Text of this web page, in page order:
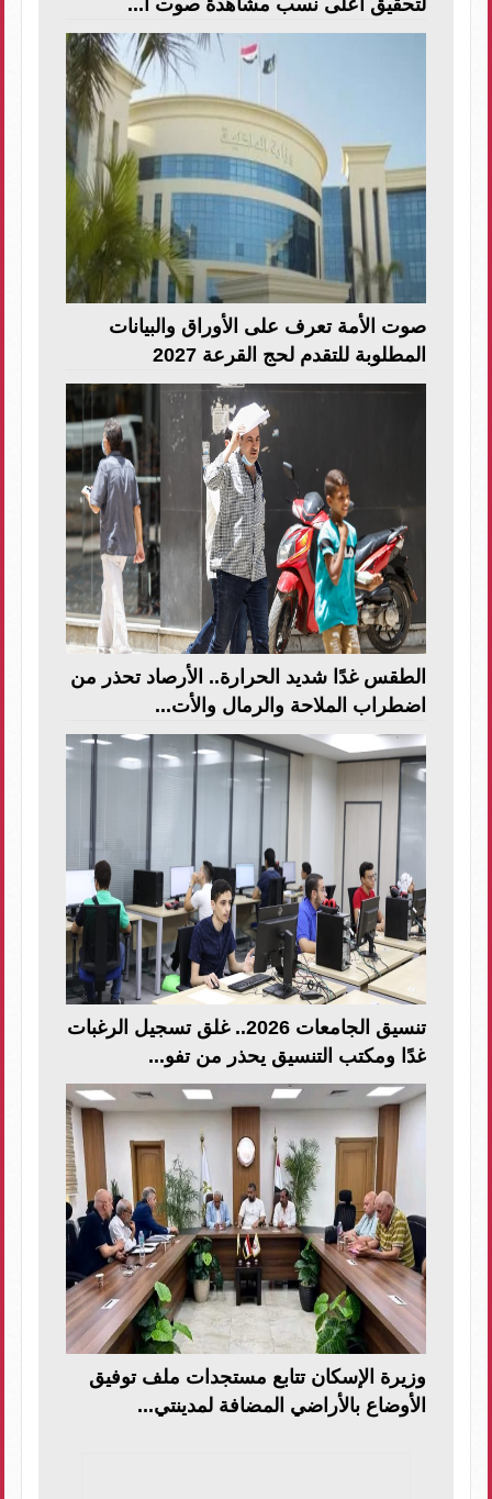
لتحقيق أعلى نسب مشاهدة صوت ا...
صوت الأمة تعرف على الأوراق والبيانات
المطلوبة للتقدم لحج القرعة 2027
الطقس غدًا شديد الحرارة.. الأرصاد تحذر من
اضطراب الملاحة والرمال والأت...
تنسيق الجامعات 2026.. غلق تسجيل الرغبات
غدًا ومكتب التنسيق يحذر من تفو...
وزيرة الإسكان تتابع مستجدات ملف توفيق
الأوضاع بالأراضي المضافة لمدينتي...